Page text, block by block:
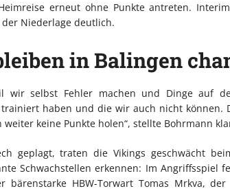
erneut ohne Punkte antreten.
Niederlage deutlich.
in Balingen
wir selbst Fehler machen und Dinge auf
haben und die wir auch nicht können.
keine Punkte holen“, stellte Bohrmann
geplagt, traten die Vikings geschwächt
Schwachstellen erkennen: Im Angriffsspiel
bärenstarke HBW-Torwart Tomas Mrkva,